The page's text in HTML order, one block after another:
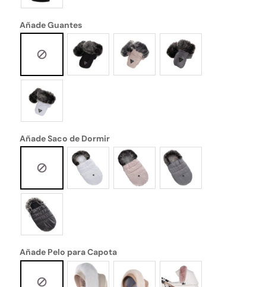
Añade Guantes
Añade Saco de Dormir
Añade Pelo para Capota